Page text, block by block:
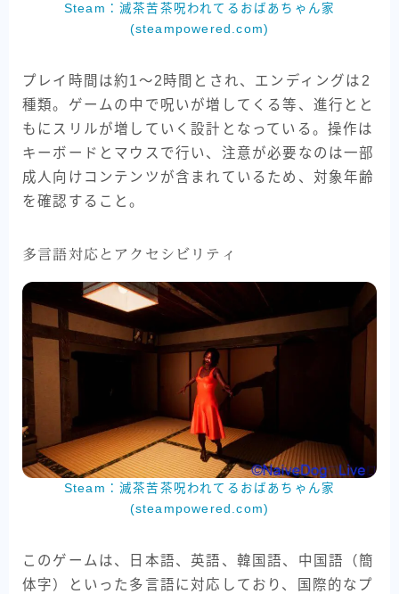
Steam：滅茶苦茶呪われてるおばあちゃん家
(steampowered.com)
プレイ時間は約1～2時間とされ、エンディングは2
種類。ゲームの中で呪いが増してくる等、進行とと
もにスリルが増していく設計となっている。操作は
キーボードとマウスで行い、注意が必要なのは一部
成人向けコンテンツが含まれているため、対象年齢
を確認すること。
多言語対応とアクセシビリティ
Steam：滅茶苦茶呪われてるおばあちゃん家
(steampowered.com)
このゲームは、日本語、英語、韓国語、中国語（簡
体字）といった多言語に対応しており、国際的なプ